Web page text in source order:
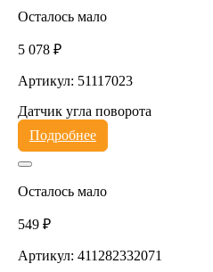
Осталось мало
5 078 ₽
Артикул: 51117023
Датчик угла поворота
Подробнее
Осталось мало
549 ₽
Артикул: 411282332071